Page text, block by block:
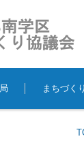
まちづく